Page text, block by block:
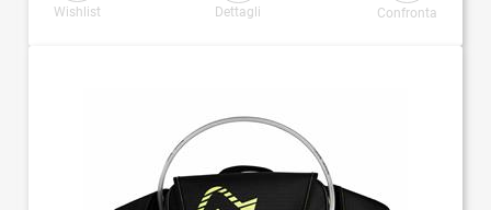
Wishlist Dettagli Confronta